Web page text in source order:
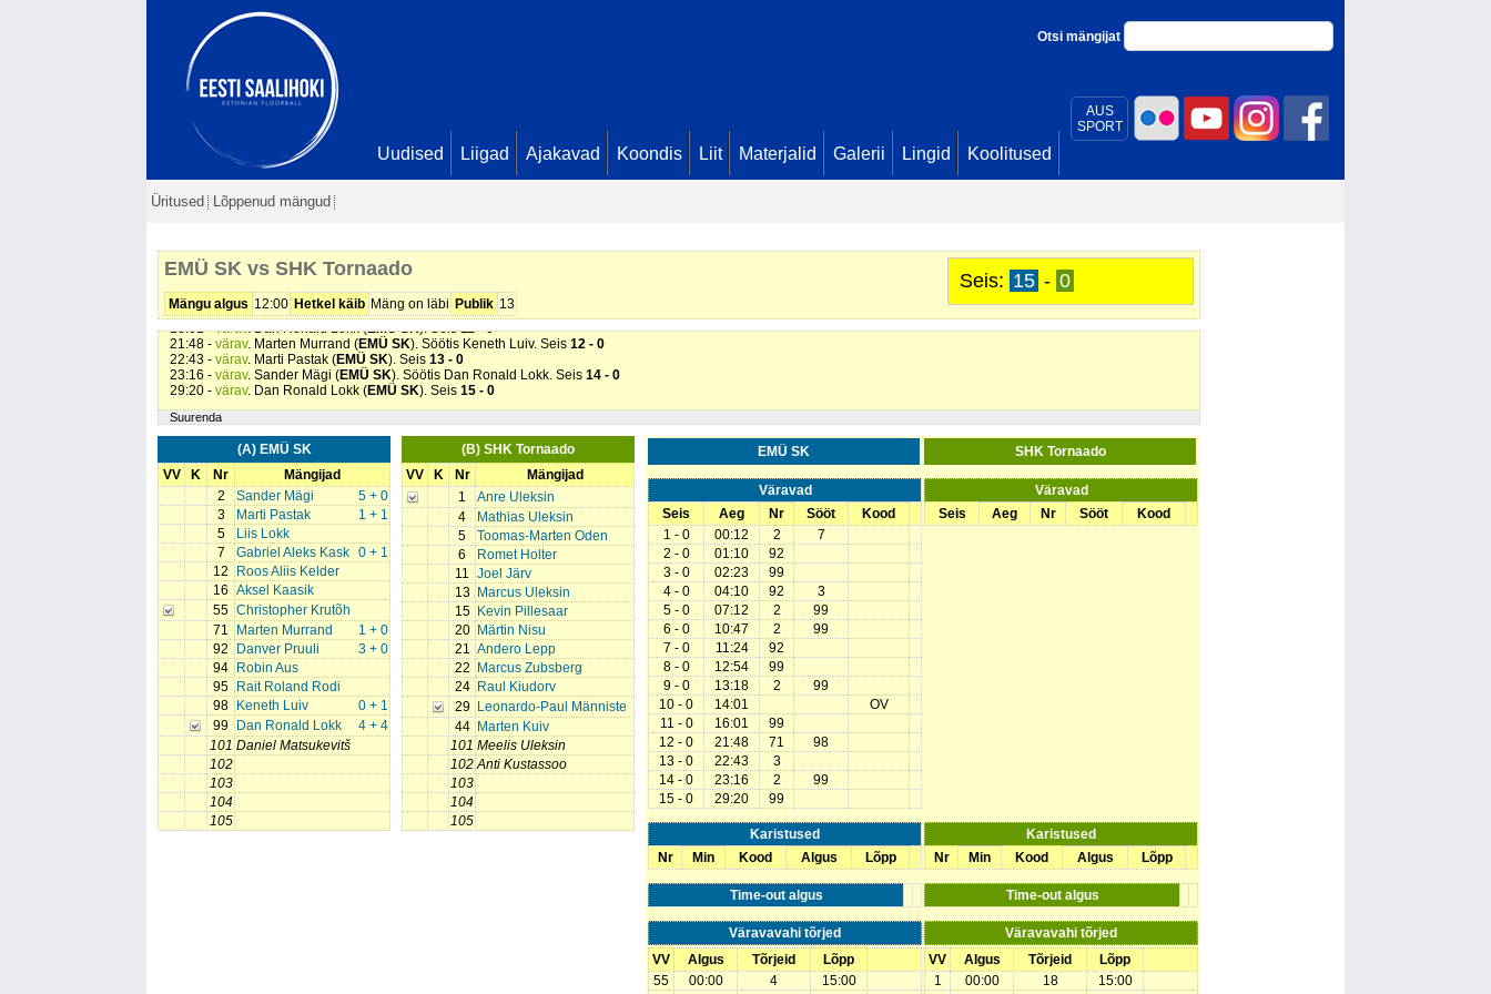
AUS
SPORT
Otsi mängijat
Uudised Liigad Ajakavad Koondis Liit Materjalid Galerii Lingid Koolitused
Üritused Lõppenud mängud
Seis: 15 - 0
EMÜ SK vs SHK Tornaado
Mängu algus 12:00 Hetkel käib Mäng on läbi Publik 13
. Sander Mägi ( ). Söötis Gabriel Aleks Kask. Seis
1 - 0
02:23 -värav. Dan Ronald Lokk (
10:47 -värav. Sander Mägi (EMÜ SK). Söötis Dan Ronald Lokk. Seis6 - 0
11:24 - värav . Danver Pruuli (EMÜ SK). Seis
13:18 -värav. Sander Mägi (EMÜ SK). Söötis Dan Ronald Lokk. Seis
14:01 -omavärav. . Seis10 - 0
16:01 -värav. Dan Ronald Lokk (EMÜ SK). Seis11 - 0
21:48 - värav. Marten Murrand (EMÜ SK). Söötis Keneth Luiv. Seis 12 - 0
22:43 - värav. Marti Pastak (EMÜ SK). Seis 13 - 0
23:16 - värav. Sander Mägi (EMÜ SK). Söötis Dan Ronald Lokk. Seis 14 - 0
29:20 - värav. Dan Ronald Lokk (EMÜ SK). Seis 15 - 0
Suurenda
(A) EMÜ SK
VV
K Nr
Mängijad
2
5 + 0
Sander Mägi
3
1 + 1
Marti Pastak
5
Liis Lokk
7
0 + 1
Gabriel Aleks Kask
12
Roos Aliis Kelder
16 Aksel Kaasik
55 Christopher Krutõh
71
1 + 0
Marten Murrand
92
3 + 0
Danver Pruuli
94
Robin Aus
95
Rait Roland Rodi
98
0 + 1
Keneth Luiv
99
4 + 4
Dan Ronald Lokk
101 Daniel Matsukevitš
102
103
104
105
(B) SHK Tornaado
VV
K Nr
Mängijad
1
Anre Uleksin
4
Mathias Uleksin
5
Toomas-Marten Oden
6
Romet Holter
11 Joel Järv
13
Marcus Uleksin
15
Kevin Pillesaar
20
Märtin Nisu
21 Andero Lepp
22
Marcus Zubsberg
24
Raul Kiudorv
29
Leonardo-Paul Männiste
44
Marten Kuiv
101 Meelis Uleksin
102 Anti Kustassoo
103
104
105
EMÜ SK SHK Tornaado
Väravad
Seis
Aeg Nr Sööt
Kood
1 - 0
00:12 2
7
2 - 0
01:10
92
3 - 0
02:23
99
4 - 0
04:10 92
3
5 - 0
07:12 2
99
6 - 0
10:47 2
99
7 - 0
11:24
92
8 - 0
12:54
99
9 - 0
13:18 2
99
10 - 0
14:01
OV
11 - 0
16:01
99
12 - 0
21:48 71
98
13 - 0
22:43
3
14 - 0
23:16 2
99
15 - 0
29:20 99
Väravad
Seis
Aeg Nr Sööt Kood
Karistused
Nr
Min Kood Algus Lõpp
Karistused
Nr
Min Kood Algus Lõpp
Time-out algus Time-out algus
Väravavahi tõrjed
Väravavahi tõrjed
VV
Algus Tõrjeid
Lõpp
55
00:00 4
15:00
VV Algus Tõrjeid
Lõpp
1
00:00 18
15:00